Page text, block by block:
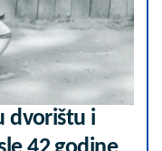
dvorištu i